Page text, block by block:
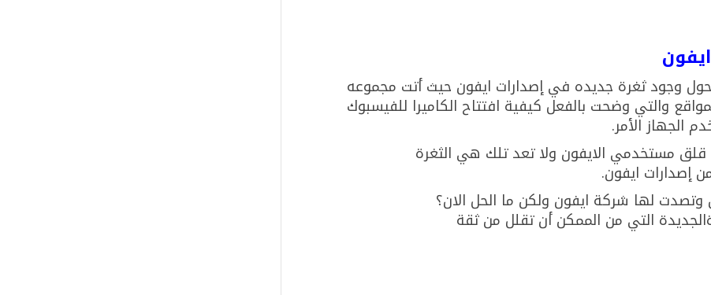
وجود ثغرة جديده في إصدارات ايفون حيث أتت مجموعه
والتي وضحت بالفعل كيفية افتتاح الكاميرا للفيسبوك
الجهاز الأمر.
قلق مستخدمي الايفون ولا تعد تلك هي الثغرة
إصدارات ايفون.
وتصدت لها شركة ايفون ولكن ما الحل الان؟
التي من الممكن أن تقلل من ثقة